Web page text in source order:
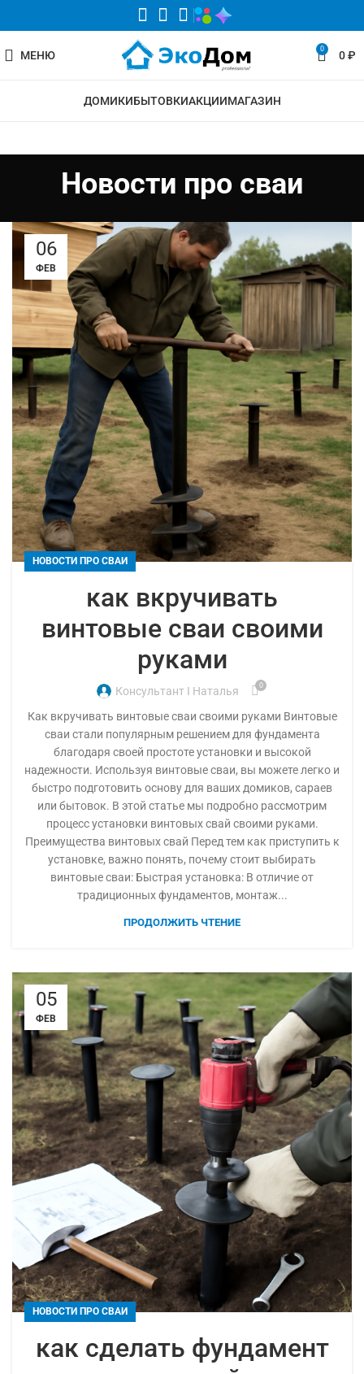
МЕНЮ 0 0₽
ДОМИКИБЫТОВКИАКЦИИМАГАЗИН
Новости про сваи
06
ФЕВ
НОВОСТИ ПРО СВАИ
как вкручивать
винтовые сваи своими
руками
Консультант I Наталья 0
Как вкручивать винтовые сваи своими руками Винтовые
сваи стали популярным решением для фундамента
благодаря своей простоте установки и высокой
надежности. Используя винтовые сваи, вы можете легко и
быстро подготовить основу для ваших домиков, сараев
или бытовок. В этой статье мы подробно рассмотрим
процесс установки винтовых свай своими руками.
Преимущества винтовых свай Перед тем как приступить к
установке, важно понять, почему стоит выбирать
винтовые сваи: Быстрая установка: В отличие от
традиционных фундаментов, монтаж...
ПРОДОЛЖИТЬ ЧТЕНИЕ
05
ФЕВ
НОВОСТИ ПРО СВАИ
как сделать фундамент